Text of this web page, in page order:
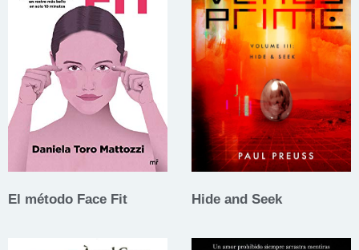
El método Face Fit Hide and Seek